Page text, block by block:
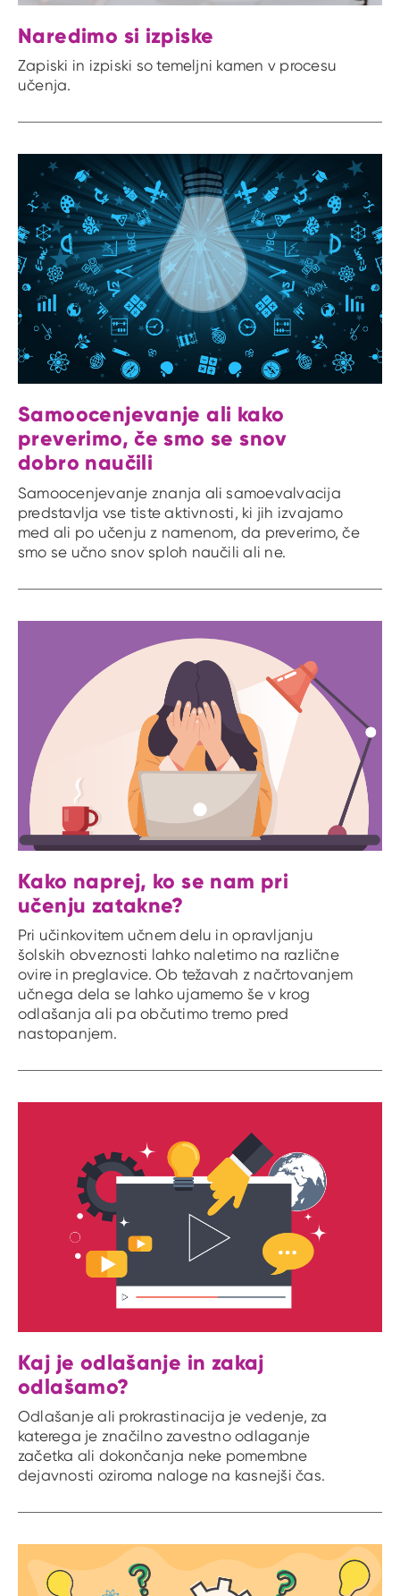
Naredimo si izpiske
Zapiski in izpiski so temeljni kamen v procesu
učenja.
Samoocenjevanje ali kako
preverimo, če smo se snov
dobro naučili
Samoocenjevanje znanja ali samoevalvacija
predstavlja vse tiste aktivnosti, ki jih izvajamo
med ali po učenju z namenom, da preverimo, če
smo se učno snov sploh naučili ali ne.
Kako naprej, ko se nam pri
učenju zatakne?
Pri učinkovitem učnem delu in opravljanju
šolskih obveznosti lahko naletimo na različne
ovire in preglavice. Ob težavah z načrtovanjem
učnega dela se lahko ujamemo še v krog
odlašanja ali pa občutimo tremo pred
nastopanjem.
Kaj je odlašanje in zakaj
odlašamo?
Odlašanje ali prokrastinacija je vedenje, za
katerega je značilno zavestno odlaganje
začetka ali dokončanja neke pomembne
dejavnosti oziroma naloge na kasnejši čas.